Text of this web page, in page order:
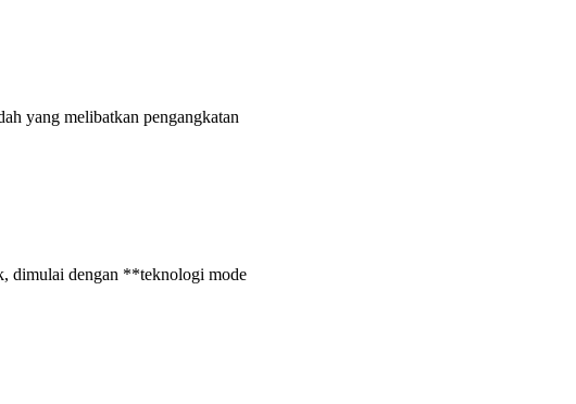
yang melibatkan pengangkatan
dimulai dengan **teknologi mode